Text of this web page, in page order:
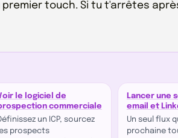
touch. Si tu t'arrêtes
le logiciel de
commerciale
un ICP, sourcez
prospects
Lancer une
email et
Un seul flux
prochaine